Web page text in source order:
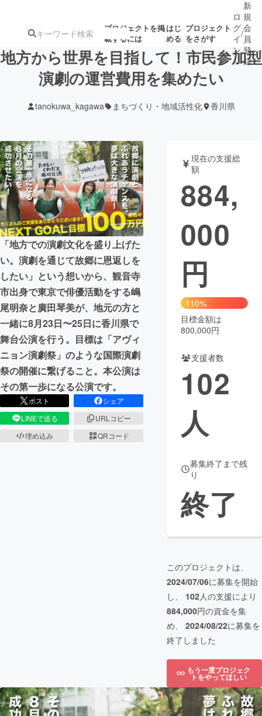
プロジェクトを掲
載するには
はじ
める
プロジェクト
をさがす
ジェクト
ターン
ジェクト
募集終了が近いプ
ロジェクト
もうすぐ公開
されます
アート・写真 音楽
テクノロジー・ガジェット ゲーム・サ
映像・映画
ビジネス・起業
まちづくり・地域活性化
CAMPFIRE for Social Good
CAMPFIRE Creation
CAMPFIREふるさと納税machi-ya コミュニティ
ロ
グ
イ
ン
/
新
規
会
員
登
録
地方から世界を目指して！市民参加型
演劇の運営費用を集めたい
tanokuwa_kagawa まちづくり・地域活性化 香川県
「地方での演劇文化を盛り上げた
い。演劇を通じて故郷に恩返しを
したい」という想いから、観音寺
市出身で東京で俳優活動をする嶋
尾明奈と廣田琴美が、地元の方と
一緒に8月23日〜25日に香川県で
舞台公演を行う。目標は「アヴィ
ニョン演劇祭」のような国際演劇
祭の開催に繋げること。本公演は
その第一歩になる公演です。
ポスト
シェア
LINEで送る
URLコピー
埋め込み
QRコード
現在の支援総
額
884,
000
円
110%
目標金額は
800,000円
支援者数
102
人
募集終了まで残
り
終了
このプロジェクトは、
2024/07/06に募集を開始
し、 102人の支援により
884,000円の資金を集
め、 2024/08/22に募集を
終了しました
もう一度プロジェク
トをやってほしい